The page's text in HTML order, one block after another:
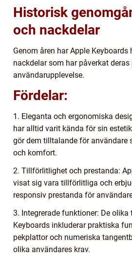
Historisk
och nackdelar
Genom åren har Apple
nackdelar som har påverkat
användarupplevelse.
Fördelar:
1. Eleganta och ergonomiska
har alltid varit kända för sin
gör dem tilltalande för användare
och komfort.
2. Tillförlitlighet och prestanda:
visat sig vara tillförlitliga och
responsiv prestanda för
3. Integrerade funktioner: De olika
Keyboards inkluderar praktiska
pekplattor och numeriska
olika användares krav.